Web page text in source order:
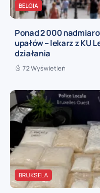
BELGIA
Ponad 2 000
upałów – lekarz z KU
działania
72 Wyświetleń
BRUKSELA